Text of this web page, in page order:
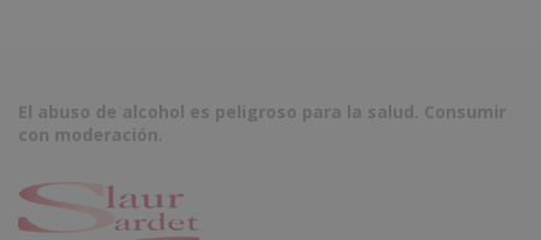
El abuso de alcohol es peligroso para la salud. Consumir
con moderación.